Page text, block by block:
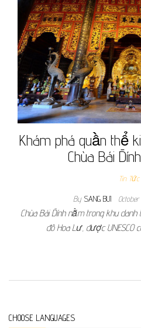
Khám phá quần thể
Chùa Bái
Tin Tức
By SANG BUI
Chùa Bái Đính nằm trong khu
đô Hoa Lư, được UNESCO
CHOOSE LANGUAGES